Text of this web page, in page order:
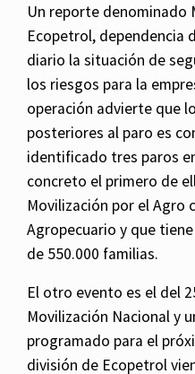
Un reporte
Ecopetrol, dependencia
diario la situación de
los riesgos para la
operación advierte que
posteriores al paro es
identificado tres paros
concreto el primero de
Movilización por el Agro
Agropecuario y que
de 550.000 familias.
El otro evento es el del
Movilización Nacional y
programado para el
división de Ecopetrol